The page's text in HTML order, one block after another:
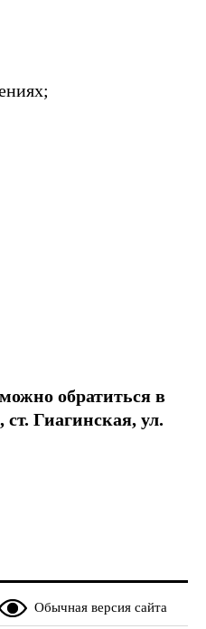
обратиться в
Гиагинская, ул.
Обычная версия сайта